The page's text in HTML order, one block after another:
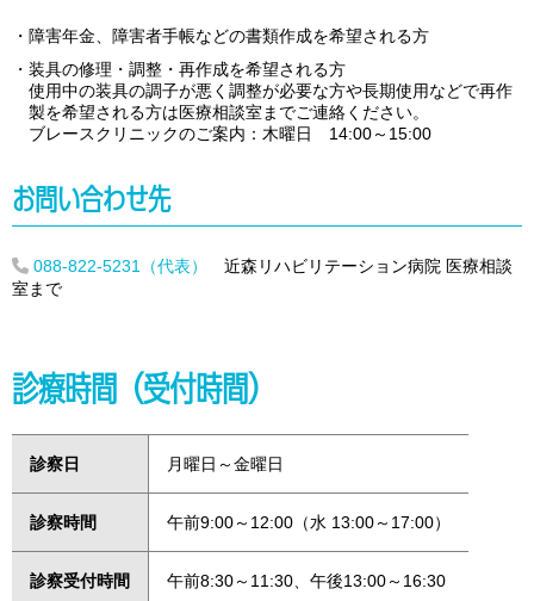
障害年金、障害者手帳などの書類作成を希望される方
装具の修理・調整・再作成を希望される方
使用中の装具の調子が悪く調整が必要な方や長期使用などで再作
製を希望される方は医療相談室までご連絡ください。
ブレースクリニックのご案内：木曜日 14:00～15:00
お問い合わせ先
088-822-5231（代表）
近森リハビリテーション病院 医療相談
室まで
診療時間（受付時間）
診察日 月曜日～金曜日
診察時間 午前9:00～12:00（水 13:00～17:00）
診察受付時間 午前8:30～11:30、午後13:00～16:30